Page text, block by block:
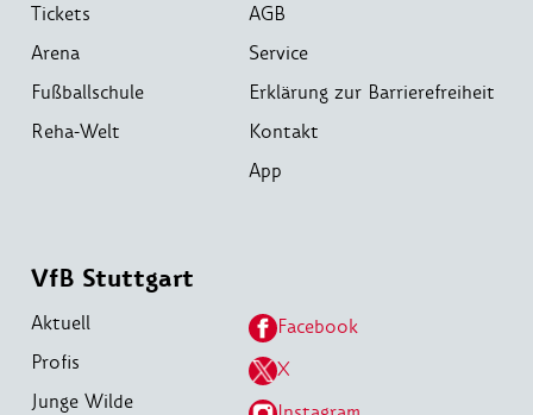
Tickets
Arena
Fußballschule
Reha-Welt
AGB
Service
Erklärung zur Barrierefreiheit
Kontakt
App
VfB Stuttgart
Aktuell
Profis
Junge Wilde
Facebook
X